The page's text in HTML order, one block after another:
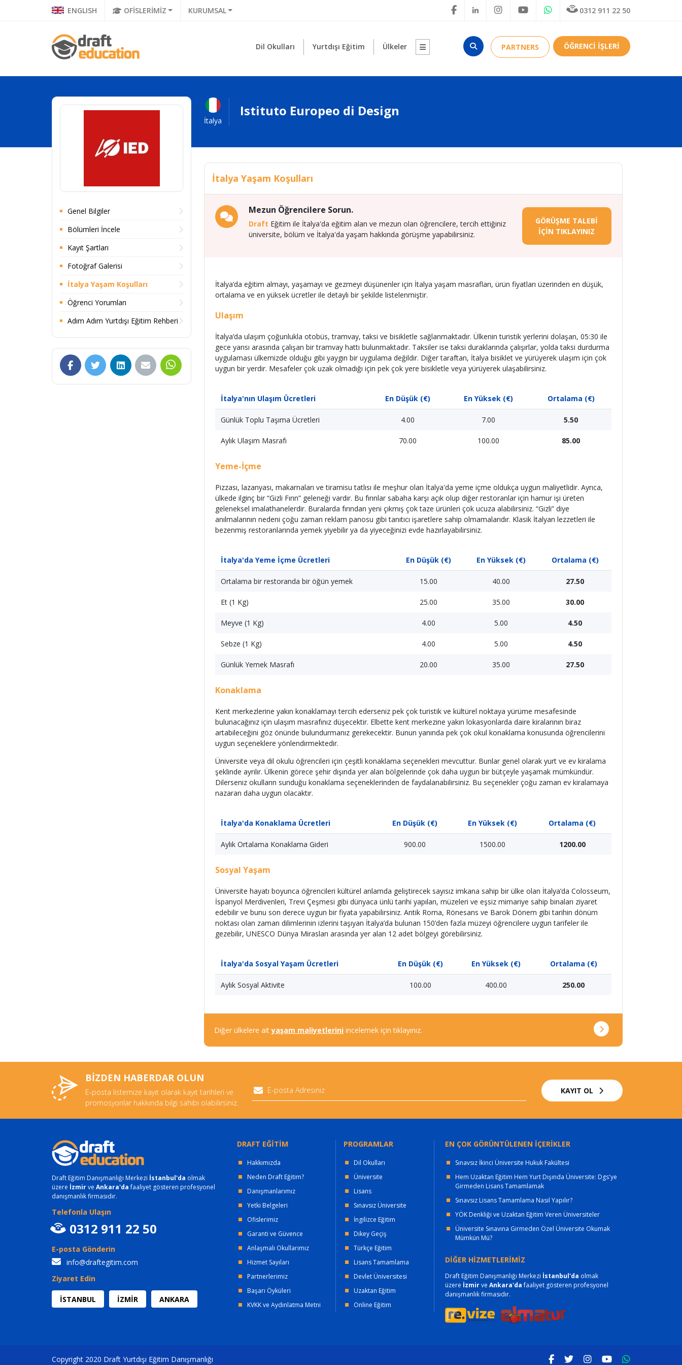
ENGLISH OFİSLERİMİZ KURUMSAL 0312 911 22 50
Dil Okulları Yurtdışı Eğitim Ülkeler PARTNERS ÖĞRENCİ İŞLERİ
İtalya
Istituto Europeo di Design
Genel Bilgiler
Bölümleri İncele
Kayıt Şartları
Fotoğraf Galerisi
İtalya Yaşam Koşulları
Öğrenci Yorumları
Adım Adım Yurtdışı Eğitim Rehberi
İtalya Yaşam Koşulları
Mezun Öğrencilere Sorun.
Draft Eğitim ile İtalya'da eğitim alan ve mezun olan öğrencilere, tercih ettiğiniz
üniversite, bölüm ve İtalya'da yaşam hakkında görüşme yapabilirsiniz.
GÖRÜŞME TALEBİ
İÇİN TIKLAYINIZ
İtalya’da eğitim almayı, yaşamayı ve gezmeyi düşünenler için İtalya yaşam masrafları, ürün fiyatları üzerinden en düşük,
ortalama ve en yüksek ücretler ile detaylı bir şekilde listelenmiştir.
Ulaşım
İtalya’da ulaşım çoğunlukla otobüs, tramvay, taksi ve bisikletle sağlanmaktadır. Ülkenin turistik yerlerini dolaşan, 05:30 ile
gece yarısı arasında çalışan bir tramvay hattı bulunmaktadır. Taksiler ise taksi duraklarında çalışırlar, yolda taksi durdurma
uygulaması ülkemizde olduğu gibi yaygın bir uygulama değildir. Diğer taraftan, İtalya bisiklet ve yürüyerek ulaşım için çok
uygun bir yerdir. Mesafeler çok uzak olmadığı için pek çok yere bisikletle veya yürüyerek ulaşabilirsiniz.
İtalya'nın Ulaşım Ücretleri En Düşük (€) En Yüksek (€) Ortalama (€)
Günlük Toplu Taşıma Ücretleri 4.00 7.00 5.50
Aylık Ulaşım Masrafı 70.00 100.00 85.00
Yeme-İçme
Pizzası, lazanyası, makarnaları ve tiramisu tatlısı ile meşhur olan İtalya'da yeme içme oldukça uygun maliyetlidir. Ayrıca,
ülkede ilginç bir “Gizli Fırın” geleneği vardır. Bu fırınlar sabaha karşı açık olup diğer restoranlar için hamur işi üreten
geleneksel imalathanelerdir. Buralarda fırından yeni çıkmış çok taze ürünleri çok ucuza alabilirsiniz. “Gizli” diye
anılmalarının nedeni çoğu zaman reklam panosu gibi tanıtıcı işaretlere sahip olmamalarıdır. Klasik İtalyan lezzetleri ile
bezenmiş restoranlarında yemek yiyebilir ya da yiyeceğinizi evde hazırlayabilirsiniz.
İtalya'da Yeme İçme Ücretleri En Düşük (€) En Yüksek (€) Ortalama (€)
Ortalama bir restoranda bir öğün yemek 15.00 40.00 27.50
Et (1 Kg) 25.00 35.00 30.00
Meyve (1 Kg) 4.00 5.00 4.50
Sebze (1 Kg) 4.00 5.00 4.50
Günlük Yemek Masrafı 20.00 35.00 27.50
Konaklama
Kent merkezlerine yakın konaklamayı tercih ederseniz pek çok turistik ve kültürel noktaya yürüme mesafesinde
bulunacağınız için ulaşım masrafınız düşecektir. Elbette kent merkezine yakın lokasyonlarda daire kiralarının biraz
artabileceğini göz önünde bulundurmanız gerekecektir. Bunun yanında pek çok okul konaklama konusunda öğrencilerini
uygun seçeneklere yönlendirmektedir.
Üniversite veya dil okulu öğrencileri için çeşitli konaklama seçenekleri mevcuttur. Bunlar genel olarak yurt ve ev kiralama
şeklinde ayrılır. Ülkenin görece şehir dışında yer alan bölgelerinde çok daha uygun bir bütçeyle yaşamak mümkündür.
Dilerseniz okulların sunduğu konaklama seçeneklerinden de faydalanabilirsiniz. Bu seçenekler çoğu zaman ev kiralamaya
nazaran daha uygun olacaktır.
İtalya'da Konaklama Ücretleri En Düşük (€) En Yüksek (€) Ortalama (€)
Aylık Ortalama Konaklama Gideri 900.00 1500.00 1200.00
Sosyal Yaşam
Üniversite hayatı boyunca öğrencileri kültürel anlamda geliştirecek sayısız imkana sahip bir ülke olan İtalya’da Colosseum,
İspanyol Merdivenleri, Trevi Çeşmesi gibi dünyaca ünlü tarihi yapıları, müzeleri ve eşsiz mimariye sahip binaları ziyaret
edebilir ve bunu son derece uygun bir fiyata yapabilirsiniz. Antik Roma, Rönesans ve Barok Dönem gibi tarihin dönüm
noktası olan zaman dilimlerinin izlerini taşıyan İtalya’da bulunan 150’den fazla müzeyi öğrencilere uygun tarifeler ile
gezebilir, UNESCO Dünya Mirasları arasında yer alan 12 adet bölgeyi görebilirsiniz.
İtalya'da Sosyal Yaşam Ücretleri En Düşük (€) En Yüksek (€) Ortalama (€)
Aylık Sosyal Aktivite 100.00 400.00 250.00
Diğer ülkelere aityaşam maliyetlerini incelemek için tıklayınız.
BİZDEN HABERDAR OLUN
E-posta listemize kayıt olarak kayıt tarihleri ve
promosyonlar hakkında bilgi sahibi olabilirsiniz.
KAYIT OL
Draft Eğitim Danışmanlığı Merkezi İstanbul'da olmak
üzere İzmirve Ankara'dafaaliyet gösteren profesyonel
danışmanlık firmasıdır.
Telefonla Ulaşın
0312 911 22 50
E-posta Gönderin
info@draftegitim.com
Ziyaret Edin
İSTANBUL İZMİR ANKARA
DRAFT EĞİTİM
Hakkımızda
Neden Draft Eğitim?
Danışmanlarımız
Yetki Belgeleri
Ofislerimiz
Garanti ve Güvence
Anlaşmalı Okullarımız
Hizmet Sayıları
Partnerlerimiz
Başarı Öyküleri
KVKK ve Aydınlatma Metni
PROGRAMLAR
Dil Okulları
Üniversite
Lisans
Sınavsız Üniversite
İngilizce Eğitim
Dikey Geçiş
Türkçe Eğitim
Lisans Tamamlama
Devlet Üniversitesi
Uzaktan Eğitim
Online Eğitim
EN ÇOK GÖRÜNTÜLENEN İÇERİKLER
Sınavsız İkinci Üniversite Hukuk Fakültesi
Hem Uzaktan Eğitim Hem Yurt Dışında Üniversite: Dgs'ye
Girmeden Lisans Tamamlamak
Sınavsız Lisans Tamamlama Nasıl Yapılır?
YÖK Denkliği ve Uzaktan Eğitim Veren Üniversiteler
Üniversite Sınavına Girmeden Özel Üniversite Okumak
Mümkün Mü?
DİĞER HİZMETLERİMİZ
Draft Eğitim Danışmanlığı Merkezi İstanbul'da olmak
üzere İzmirve Ankara'dafaaliyet gösteren profesyonel
danışmanlık firmasıdır.
Copyright 2020 Draft Yurtdışı Eğitim Danışmanlığı